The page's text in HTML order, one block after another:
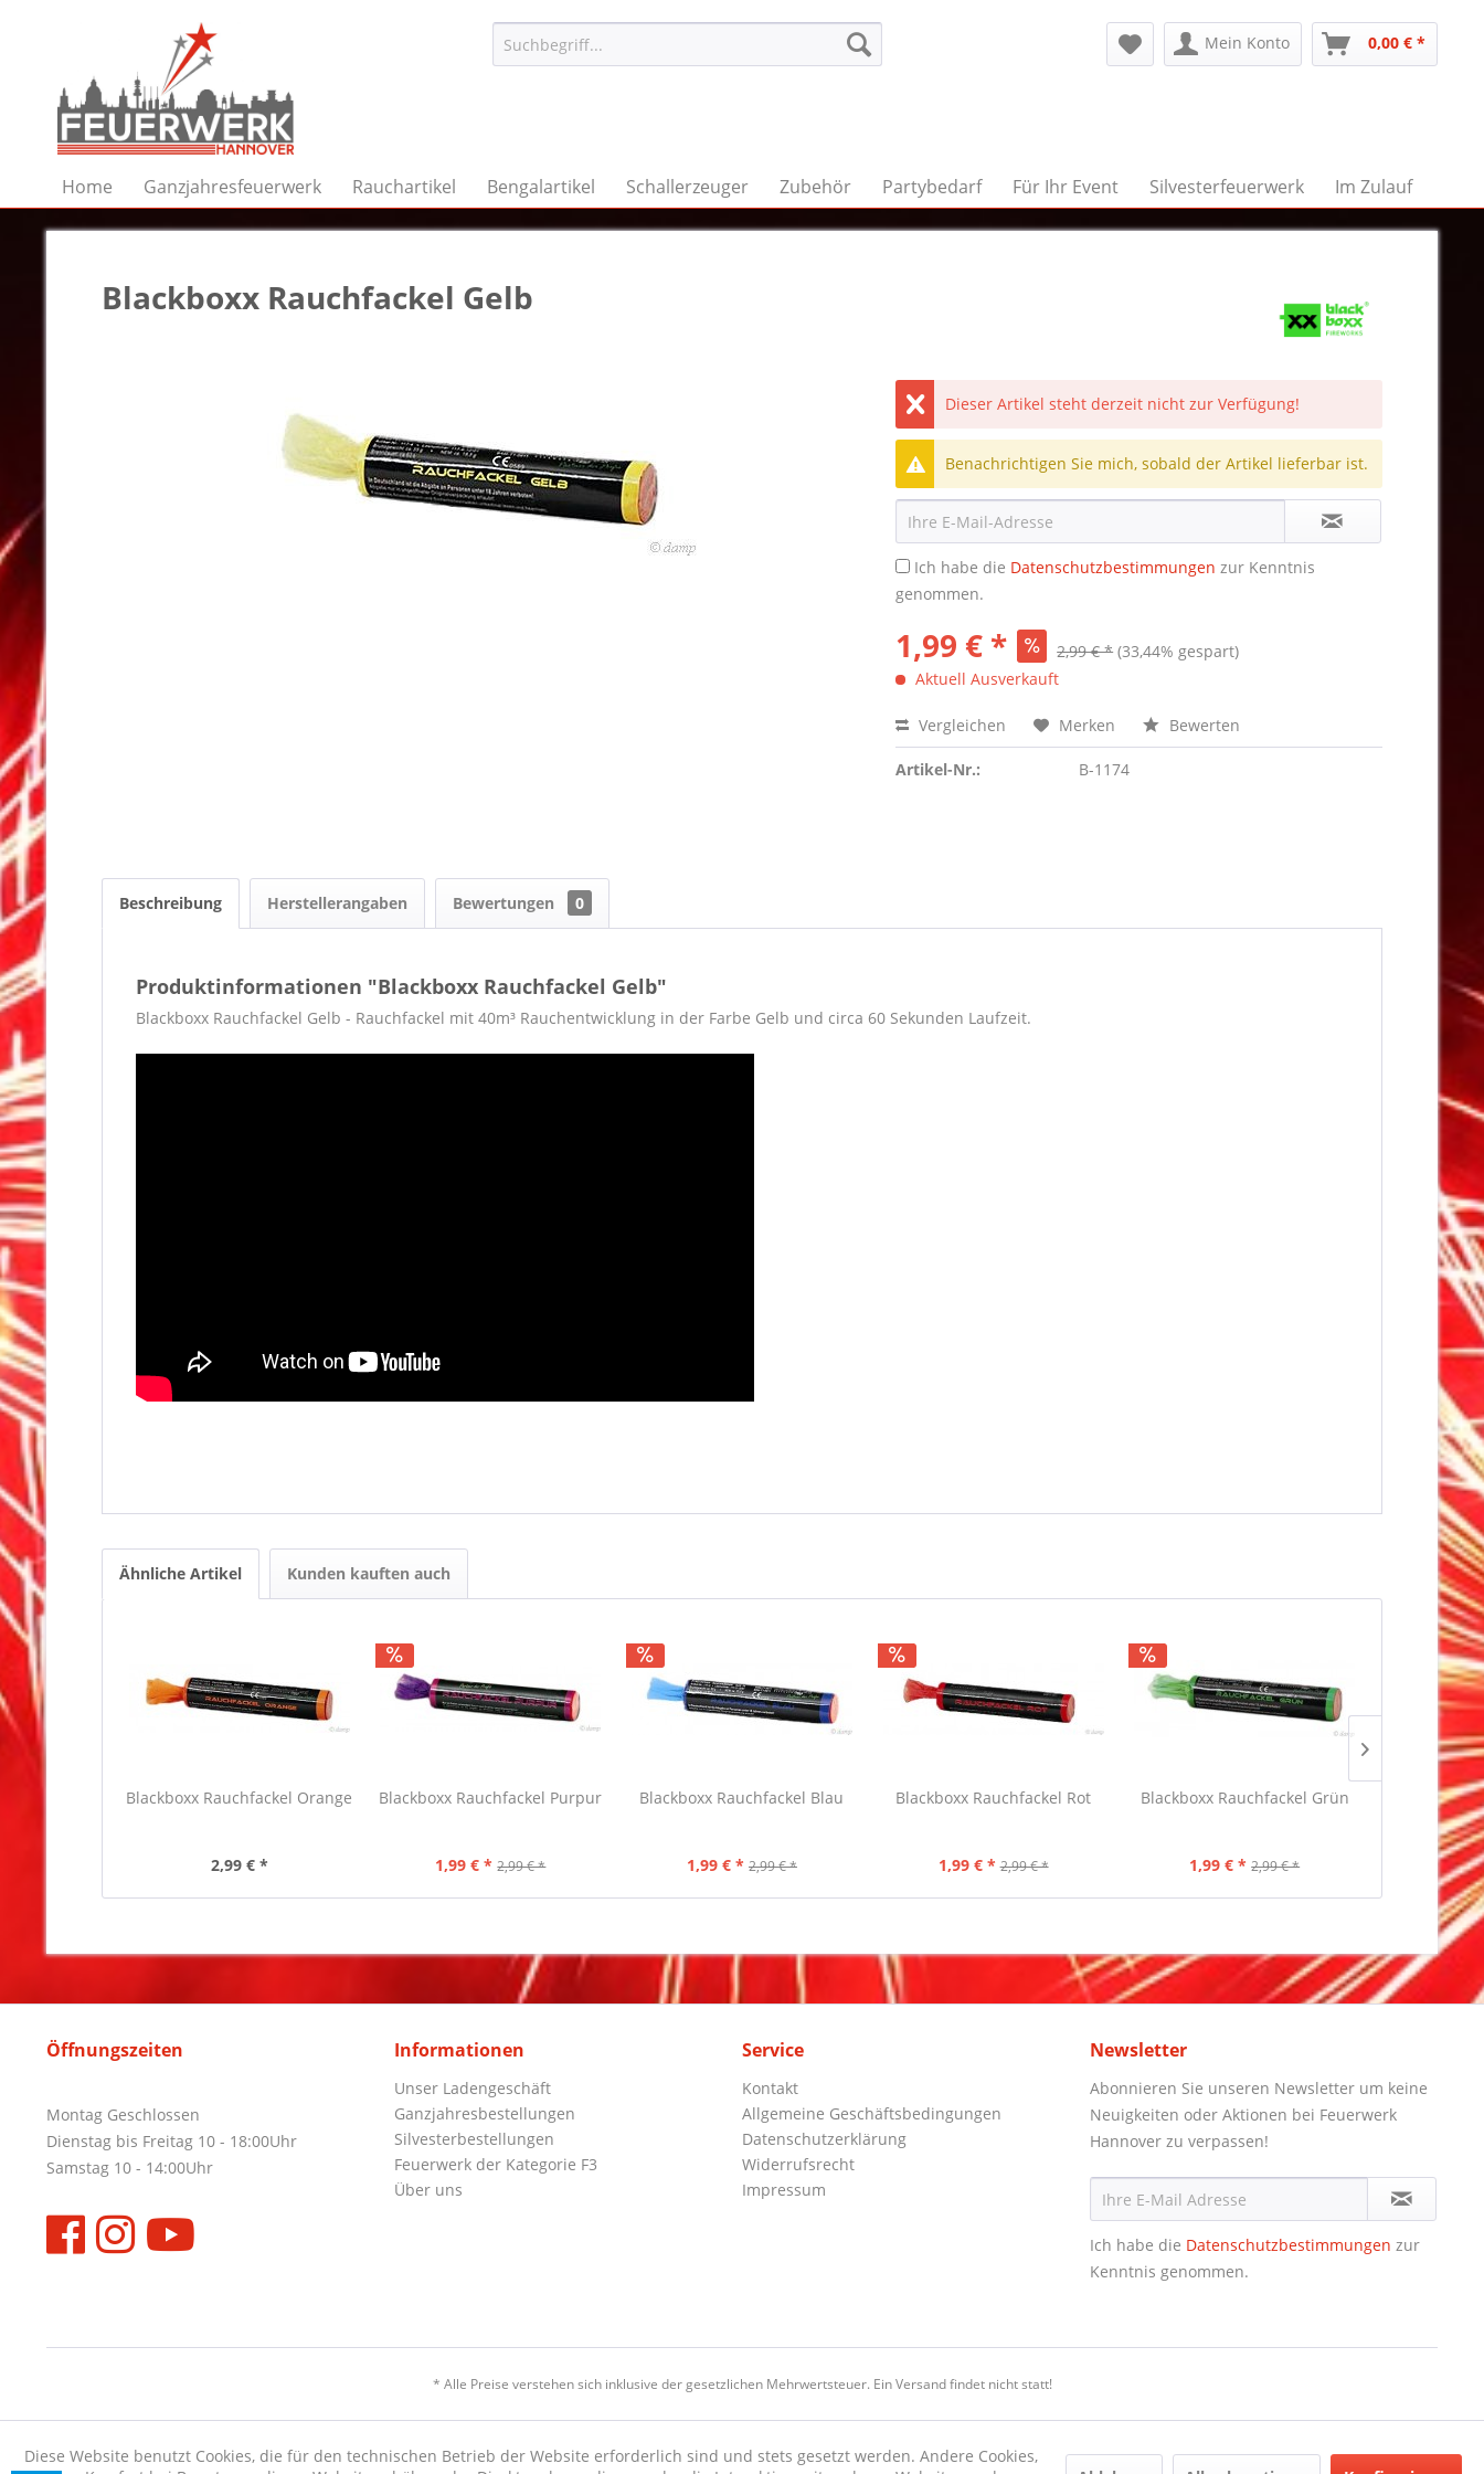
Mein Konto 0,00 € *
Home Ganzjahresfeuerwerk Rauchartikel Bengalartikel Schallerzeuger Zubehör Partybedarf Für Ihr Event Silvesterfeuerwerk Im Zulauf
Blackboxx Rauchfackel Gelb
Dieser Artikel steht derzeit nicht zur Verfügung!
Benachrichtigen Sie mich, sobald der Artikel lieferbar ist.
Ich habe die Datenschutzbestimmungen zur Kenntnis
genommen.
1,99 € * 2,99 € * (33,44% gespart)
Aktuell Ausverkauft
Vergleichen Merken Bewerten
Artikel-Nr.: B-1174
Beschreibung Herstellerangaben Bewertungen 0
Produktinformationen "Blackboxx Rauchfackel Gelb"
Blackboxx Rauchfackel Gelb - Rauchfackel mit 40m³ Rauchentwicklung in der Farbe Gelb und circa 60 Sekunden Laufzeit.
Ähnliche Artikel Kunden kauften auch
Blackboxx Rauchfackel Orange
2,99 € *
Blackboxx Rauchfackel Purpur
1,99 € * 2,99 € *
Blackboxx Rauchfackel Blau
1,99 € * 2,99 € *
Blackboxx Rauchfackel Rot
1,99 € * 2,99 € *
Blackboxx Rauchfackel Grün
1,99 € * 2,99 € *
Blackboxx
1,99
Öffnungszeiten
Montag Geschlossen
Dienstag bis Freitag 10 - 18:00Uhr
Samstag 10 - 14:00Uhr
Informationen
Unser Ladengeschäft
Ganzjahresbestellungen
Silvesterbestellungen
Feuerwerk der Kategorie F3
Über uns
Service
Kontakt
Allgemeine Geschäftsbedingungen
Datenschutzerklärung
Widerrufsrecht
Impressum
Newsletter
Abonnieren Sie unseren Newsletter um keine
Neuigkeiten oder Aktionen bei Feuerwerk
Hannover zu verpassen!
Ich habe die Datenschutzbestimmungen zur
Kenntnis genommen.
* Alle Preise verstehen sich inklusive der gesetzlichen Mehrwertsteuer. Ein Versand findet nicht statt!
Diese Website benutzt Cookies, die für den technischen Betrieb der Website erforderlich sind und stets gesetzt werden. Andere Cookies,